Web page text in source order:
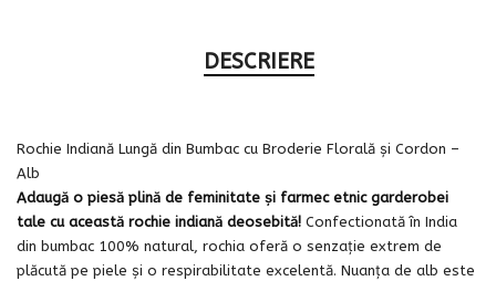
DESCRIERE
Rochie Indiană Lungă din Bumbac cu Broderie Florală și Cordon –
Alb
Adaugă o piesă plină de feminitate și farmec etnic garderobei
tale cu această rochie indiană deosebită! Confectionată în India
din bumbac 100% natural, rochia oferă o senzație extrem de
plăcută pe piele și o respirabilitate excelentă. Nuanța de alb este